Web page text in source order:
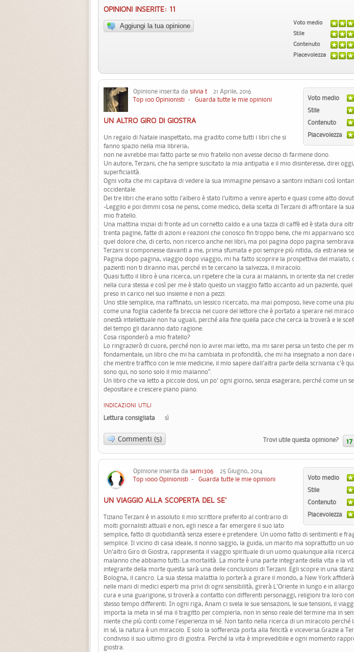
OPINIONI INSERITE: 11
Aggiungi la tua opinione Voto medio
Stile
Contenuto
Piacevolezza
Voto medio
Stile
Contenuto
Piacevolezza
Opinione inserita da silvia t 21 Aprile, 2016
Top 100 Opinionisti - Guarda tutte le mie opinioni
UN ALTRO GIRO DI GIOSTRA
Un regalo di Natale inaspettato, ma gradito come tutti i libri che si
fanno spazio nella mia libreria;
non ne avrebbe mai fatto parte se mio fratello non avesse deciso di farmene dono.
Un autore, Terzani, che ha sempre suscitato la mia antipatia e il mio disinteresse, direi
superficialità.
Ogni volta che mi capitava di vedere la sua immagine pensavo a santoni indiani così
occidentale.
Dei tre libri che erano sotto l'albero è stato l'ultimo a venire aperto e quasi come atto
-Leggilo e poi dimmi cosa ne pensi, come medico, della scelta di Terzani di affrontare la
mio fratello.
Una mattina iniziai di fronte ad un cornetto caldo e a una tazza di caffè ed è stata dura
trenta pagine, fatte di azioni e reazioni che conosco fin troppo bene, che mi apparivano
quel dolore che, di certo, non ricerco anche nei libri; ma poi pagina dopo pagina
Terzani si componesse davanti a me, prima sfumata e poi sempre più nitida, da estranea
Pagina dopo pagina, viaggio dopo viaggio, mi ha fatto scoprire la prospettiva del malato,
pazienti non ti diranno mai, perché in te cercano la salvezza, il miracolo.
Quasi tutto il libro è una ricerca, un ripetere che la cura ai malanni, in oriente sta nel
nella cura stessa e così per me è stato questo un viaggio fatto accanto ad un paziente, quel
preso in carico nel suo insieme e non a pezzi.
Uno stile semplice, ma raffinato, un lessico ricercato, ma mai pomposo, lieve come una
come una foglia cadente fa breccia nel cuore del lettore che è portato a sperare nel
onestà intellettuale non ha uguali, perché alla fine quella pace che cerca la troverà e le
del tempo gli daranno dato ragione.
Cosa risponderò a mio fratello?
Lo ringrazierò di cuore, perché non lo avrei mai letto, ma mi sarei persa un testo che per
fondamentale, un libro che mi ha cambiata in profondità, che mi ha insegnato a non dare
che mentre traffico con le mie medicine, il mio sapere dall'altra parte della scrivania c'è
sono qui, no sono solo il mio malanno”.
Un libro che va letto a piccole dosi, un po' ogni giorno, senza esagerare, perché come un
depositare e crescere piano piano.
INDICAZIONI UTILI
Lettura consigliata sì
Commenti (5) Trovi utile questa opinione? 17
Voto medio
Stile
Contenuto
Piacevolezza
Opinione inserita da sam1306 25 Giugno, 2014
Top 1000 Opinionisti - Guarda tutte le mie opinioni
UN VIAGGIO ALLA SCOPERTA DEL SE'
Tiziano Terzani è in assoluto il mio scrittore preferito al contrario di
molti giornalisti attuali e non, egli riesce a far emergere il suo lato
semplice, fatto di quotidianità senza essere e pretendere. Un uomo fatto di sentimenti e
semplice. Il vicino di casa ideale, il nonno saggio, la guida, un marito ma soprattutto un
Un'altro Giro di Giostra, rappresenta il viaggio spirituale di un uomo qualunque alla
malanno che abbiamo tutti: La mortalità. La morte è una parte integrante della vita e la
integrante della morte questa sarà una delle conclusioni di Terzani. Egli scopre in una
Bologna, il cancro. La sua stessa malattia lo porterà a girare il mondo, a New York
nelle mani di medici esperti ma privi di ogni sensibilità, girerà L'Oriente in lungo e in
cura e una guarigione, si troverà a contatto con differenti personaggi, religioni tra loro
stesso tempo differenti. In ogni riga, Anam ci svela le sue sensazioni, le sue tensioni, il
importa la meta in sé ma il tragitto per compierla, non in senso reale del termine ma in
niente che più conti come l'esperienza in sé. Non tanto nella ricerca di un miracolo
in sé, la natura è un miracolo. E solo la sofferenza porta alla felicità e viceversa.Grazie a
condiviso il suo ultimo giro di giostra. Perché la vita è imprevedibile e ogni momento
giostra.